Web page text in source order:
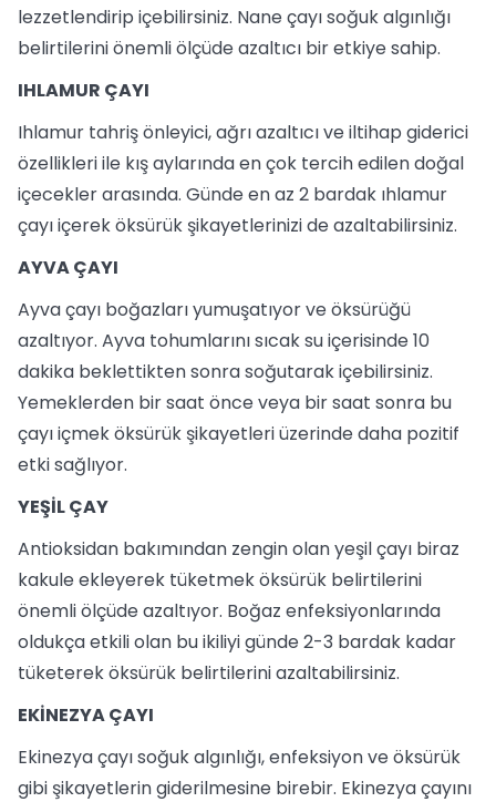
lezzetlendirip içebilirsiniz. Nane çayı soğuk algınlığı
belirtilerini önemli ölçüde azaltıcı bir etkiye sahip.
IHLAMUR ÇAYI
Ihlamur tahriş önleyici, ağrı azaltıcı ve iltihap giderici
özellikleri ile kış aylarında en çok tercih edilen doğal
içecekler arasında. Günde en az 2 bardak ıhlamur
çayı içerek öksürük şikayetlerinizi de azaltabilirsiniz.
AYVA ÇAYI
Ayva çayı boğazları yumuşatıyor ve öksürüğü
azaltıyor. Ayva tohumlarını sıcak su içerisinde 10
dakika beklettikten sonra soğutarak içebilirsiniz.
Yemeklerden bir saat önce veya bir saat sonra bu
çayı içmek öksürük şikayetleri üzerinde daha pozitif
etki sağlıyor.
YEŞİL ÇAY
Antioksidan bakımından zengin olan yeşil çayı biraz
kakule ekleyerek tüketmek öksürük belirtilerini
önemli ölçüde azaltıyor. Boğaz enfeksiyonlarında
oldukça etkili olan bu ikiliyi günde 2-3 bardak kadar
tüketerek öksürük belirtilerini azaltabilirsiniz.
EKİNEZYA ÇAYI
Ekinezya çayı soğuk algınlığı, enfeksiyon ve öksürük
gibi şikayetlerin giderilmesine birebir. Ekinezya çayını